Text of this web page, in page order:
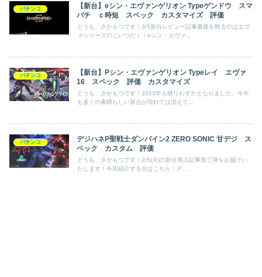
パチンコ
【新台】eシン・エヴァンゲリオン Typeゲンドウ スマ
パチ ｃ時短 スペック カスタマイズ 評価
どうも、さかもつです！3/5新台レビュー記事最後を飾るのはエヴ
ァシリーズのこいつだ！！eシン・エヴァ...
パチンコ
【新台】Pシン・エヴァンゲリオン Typeレイ エヴァ
16 スペック 評価 カスタマイズ
どうも、さかもつです！2023年も残りわずかとなりました。今年
も多くの素晴らしい新台が現れては消えて...
パチンコ
デジハネP聖戦士ダンバイン2 ZERO SONIC 甘デジ ス
ペック カスタム 評価
どうも、さかもつです！2/5(月)の新台導入記事第三弾をお届けい
たします！今回紹介する台はこちら！デ...